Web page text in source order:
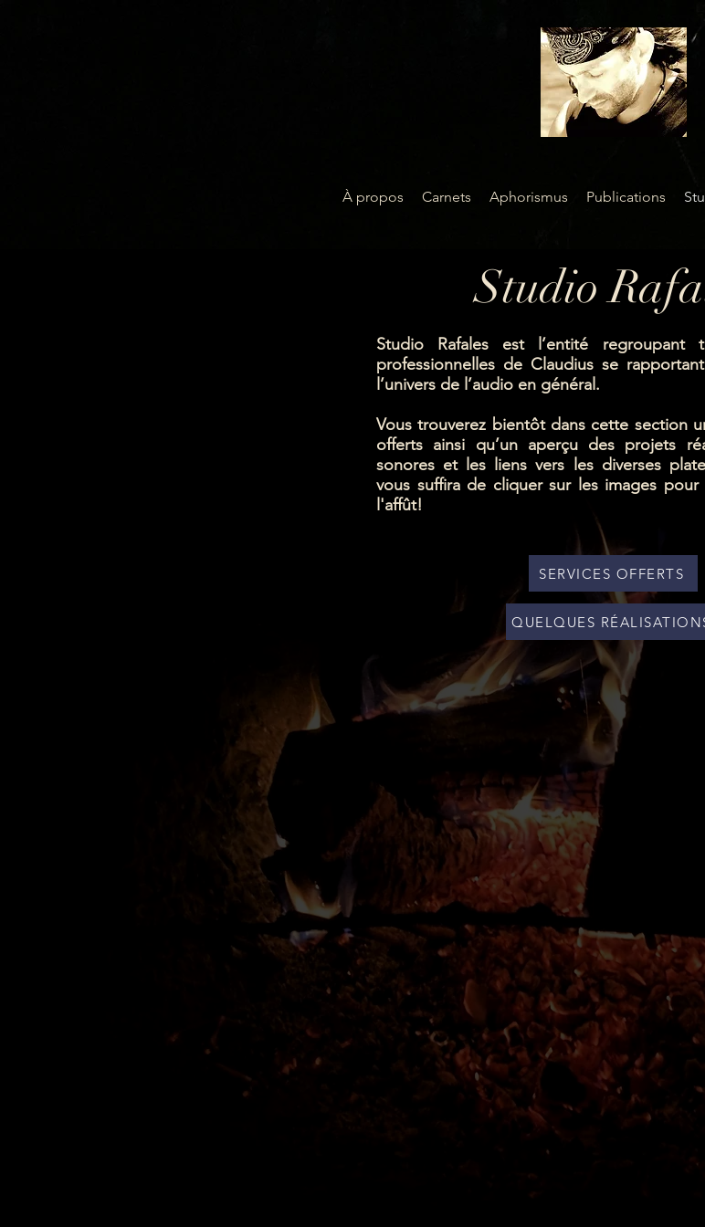
À propos Carnets Aphorismus Publications
Studio
Studio Rafales est l’entité regroupant
professionnelles de Claudius se
l’univers de l’audio en général.
Vous trouverez bientôt dans cette section
offerts ainsi qu’un aperçu des projets
sonores et les liens vers les diverses
vous suffira de cliquer sur les images pour
l'affût!
SERVICES OFFERTS
QUELQUES